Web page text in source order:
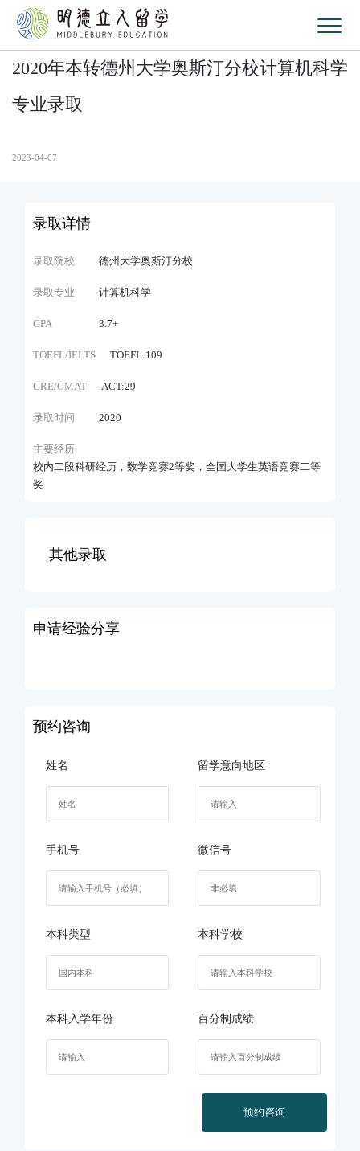
2020年本转德州大学奥斯汀分校计算机科学
专业录取
2023-04-07
录取详情
录取院校 德州大学奥斯汀分校
录取专业 计算机科学
GPA 3.7+
TOEFL/IELTS TOEFL:109
GRE/GMAT ACT:29
录取时间 2020
主要经历
校内二段科研经历，数学竞赛2等奖，全国大学生英语竞赛二等
奖
其他录取
申请经验分享
预约咨询
姓名 留学意向地区
手机号 微信号
本科类型 本科学校
本科入学年份 百分制成绩
预约咨询